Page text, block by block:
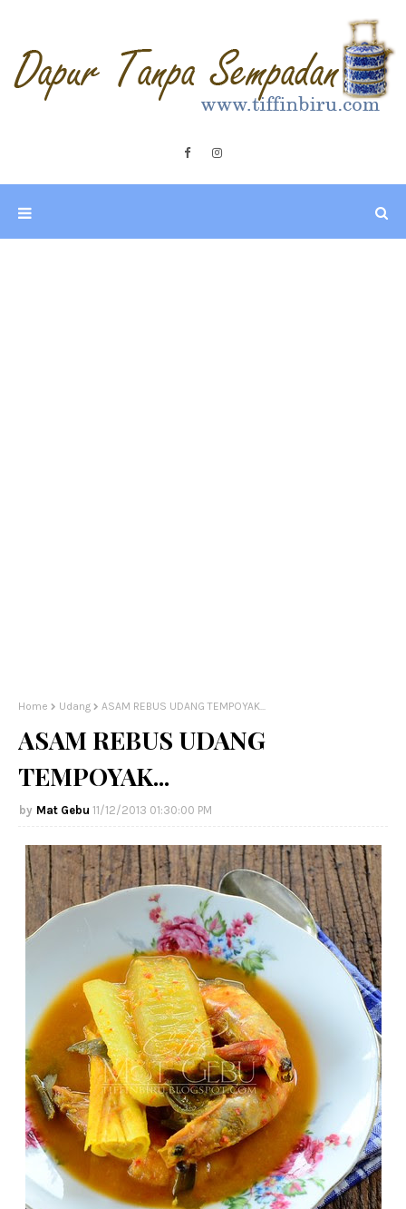
Home Udang ASAM REBUS UDANG TEMPOYAK...
ASAM REBUS UDANG
TEMPOYAK...
Mat Gebu 11/12/2013 01:30:00 PM